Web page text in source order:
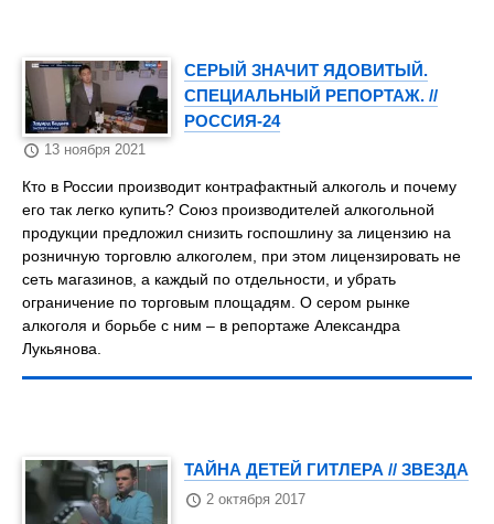
СЕРЫЙ ЗНАЧИТ ЯДОВИТЫЙ.
СПЕЦИАЛЬНЫЙ РЕПОРТАЖ. //
РОССИЯ-24
13 ноября 2021
Кто в России производит контрафактный алкоголь и почему
его так легко купить? Союз производителей алкогольной
продукции предложил снизить госпошлину за лицензию на
розничную торговлю алкоголем, при этом лицензировать не
сеть магазинов, а каждый по отдельности, и убрать
ограничение по торговым площадям. О сером рынке
алкоголя и борьбе с ним – в репортаже Александра
Лукьянова.
ТАЙНА ДЕТЕЙ ГИТЛЕРА // ЗВЕЗДА
2 октября 2017